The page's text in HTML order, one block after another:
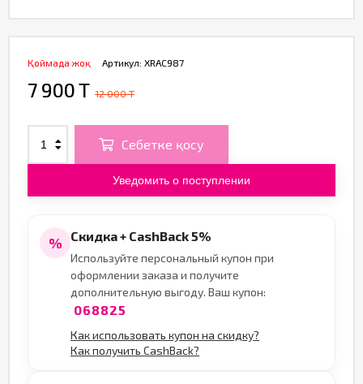
Артикул: XRAC987
Қоймада жоқ
7 900 T 12 000 T
Себетке қосу
Уведомить о поступлении
% Скидка + CashBack 5%
Используйте персональный купон при
оформлении заказа и получите
дополнительную выгоду. Ваш купон:
068825
Как использовать купон на скидку?
Как получить CashBack?